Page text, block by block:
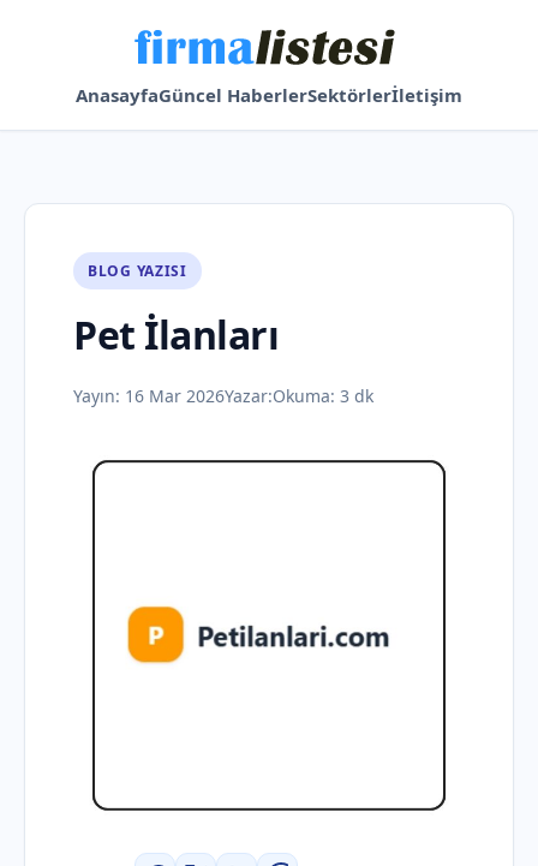
AnasayfaGüncel HaberlerSektörlerİletişim
BLOG YAZISI
Pet İlanları
Yayın: 16 Mar 2026Yazar:Okuma: 3 dk